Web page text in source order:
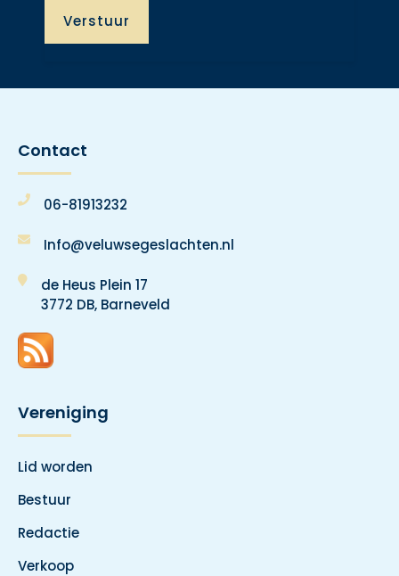
Contact
06-81913232
Info@veluwsegeslachten.nl
de Heus Plein 17
3772 DB, Barneveld
Vereniging
Lid worden
Bestuur
Redactie
Verkoop